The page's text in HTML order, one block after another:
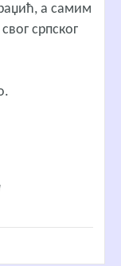
а самим
српског